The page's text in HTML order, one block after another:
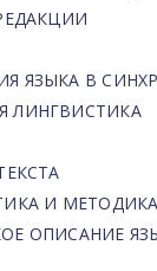
ЯЗЫКА В
ЛИНГВИСТИКА
И
ОПИСАНИЕ